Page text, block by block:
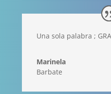
Una sola palabra ;
Marinela
Barbate